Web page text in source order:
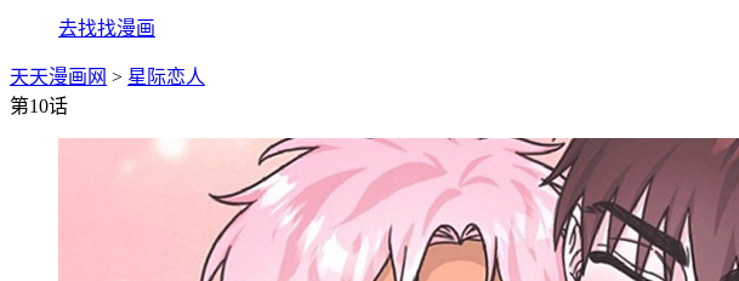
去找找漫画
天天漫画网 > 星际恋人
第10话